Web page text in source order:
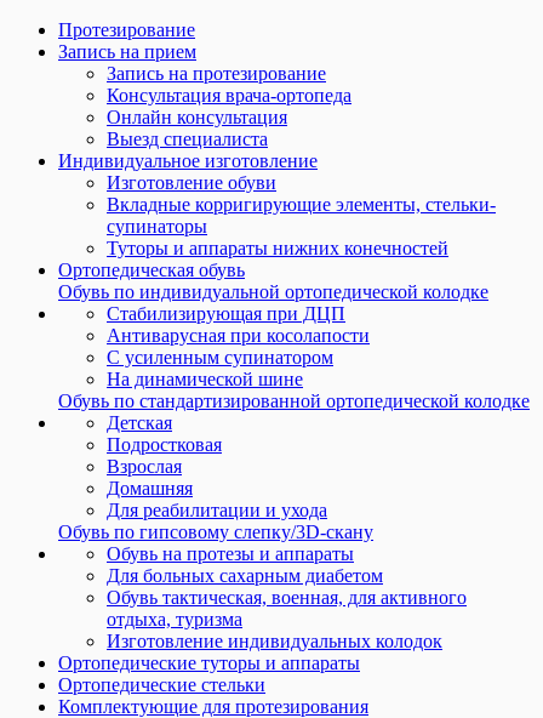
Протезирование
Запись на прием
Запись на протезирование
Консультация врача-ортопеда
Онлайн консультация
Выезд специалиста
Индивидуальное изготовление
Изготовление обуви
Вкладные корригирующие элементы, стельки-
супинаторы
Туторы и аппараты нижних конечностей
Ортопедическая обувь
Обувь по индивидуальной ортопедической колодке
Стабилизирующая при ДЦП
Антиварусная при косолапости
С усиленным супинатором
На динамической шине
Обувь по стандартизированной ортопедической колодке
Детская
Подростковая
Взрослая
Домашняя
Для реабилитации и ухода
Обувь по гипсовому слепку/3D-скану
Обувь на протезы и аппараты
Для больных сахарным диабетом
Обувь тактическая, военная, для активного
отдыха, туризма
Изготовление индивидуальных колодок
Ортопедические туторы и аппараты
Ортопедические cтельки
Комплектующие для протезирования